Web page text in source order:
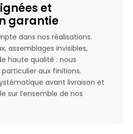
et
garantie
dans nos réalisations.
assemblages invisibles,
haute qualité : nous
aux finitions.
avant livraison et
sur l’ensemble de nos